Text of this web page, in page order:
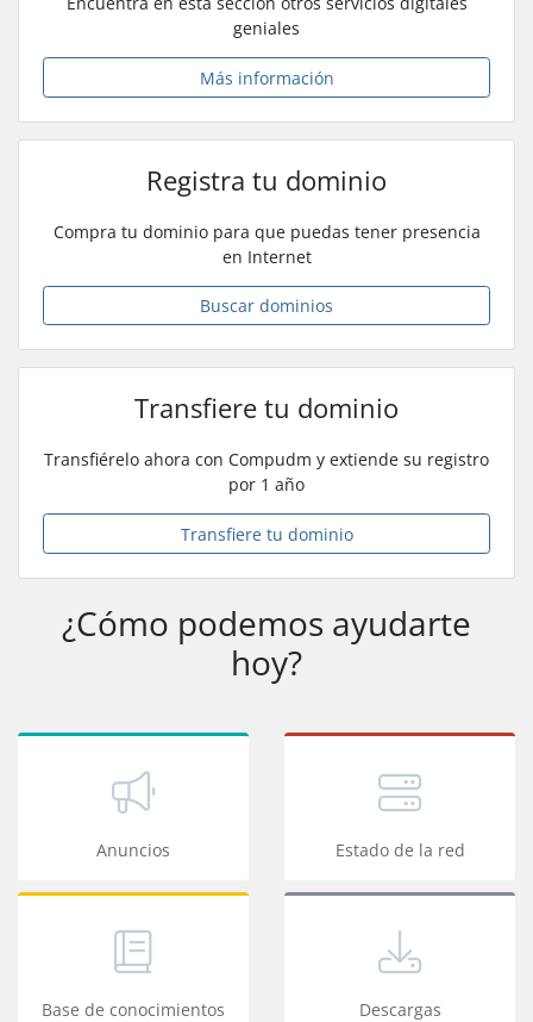
geniales
Más información
Registra tu dominio
Compra tu dominio para que puedas tener presencia
en Internet
Buscar dominios
Transfiere tu dominio
Transfiérelo ahora con Compudm y extiende su registro
por 1 año
Transfiere tu dominio
¿Cómo podemos ayudarte
hoy?
Anuncios Estado de la red
Base de conocimientos Descargas